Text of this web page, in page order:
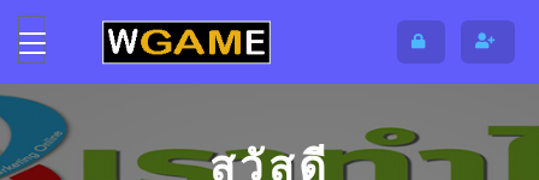
สวัสดี